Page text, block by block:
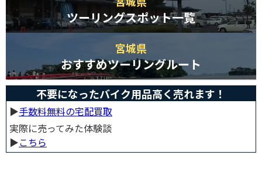
ツーリングスポット一覧
宮城県
おすすめツーリングルート
不要になったバイク用品高く売れます！
▶︎手数料無料の宅配買取
実際に売ってみた体験談
▶︎こちら